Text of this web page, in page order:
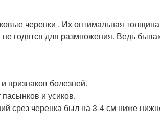
черенки . Их оптимальная
годятся для размножения. Ведь
признаков болезней.
и усиков.
срез черенка был на 3-4 см ниже